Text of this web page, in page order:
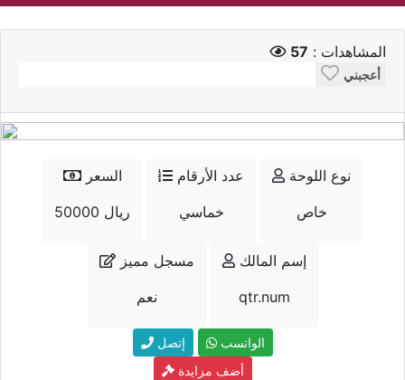
المشاهدات : 57
أعجبني
السعر
50000 ريال
عدد الأرقام
خماسي
نوع اللوحة
خاص
مسجل مميز
نعم
إسم المالك
qtr.num
إتصل
الواتسب
أضف مزايدة